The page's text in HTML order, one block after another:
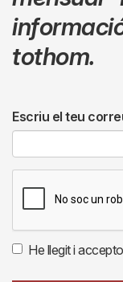
tothom.
Escriu el teu
He llegit i